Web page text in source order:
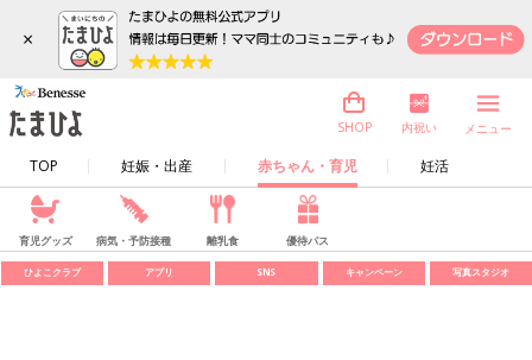
×
TOP 妊娠・出産 赤ちゃん・育児 妊活
SHOP 内祝い メニュー
育児グッズ 病気・予防接種 離乳食 優待パス
ひよこクラブ アプリ SNS キャンペーン 写真スタジオ